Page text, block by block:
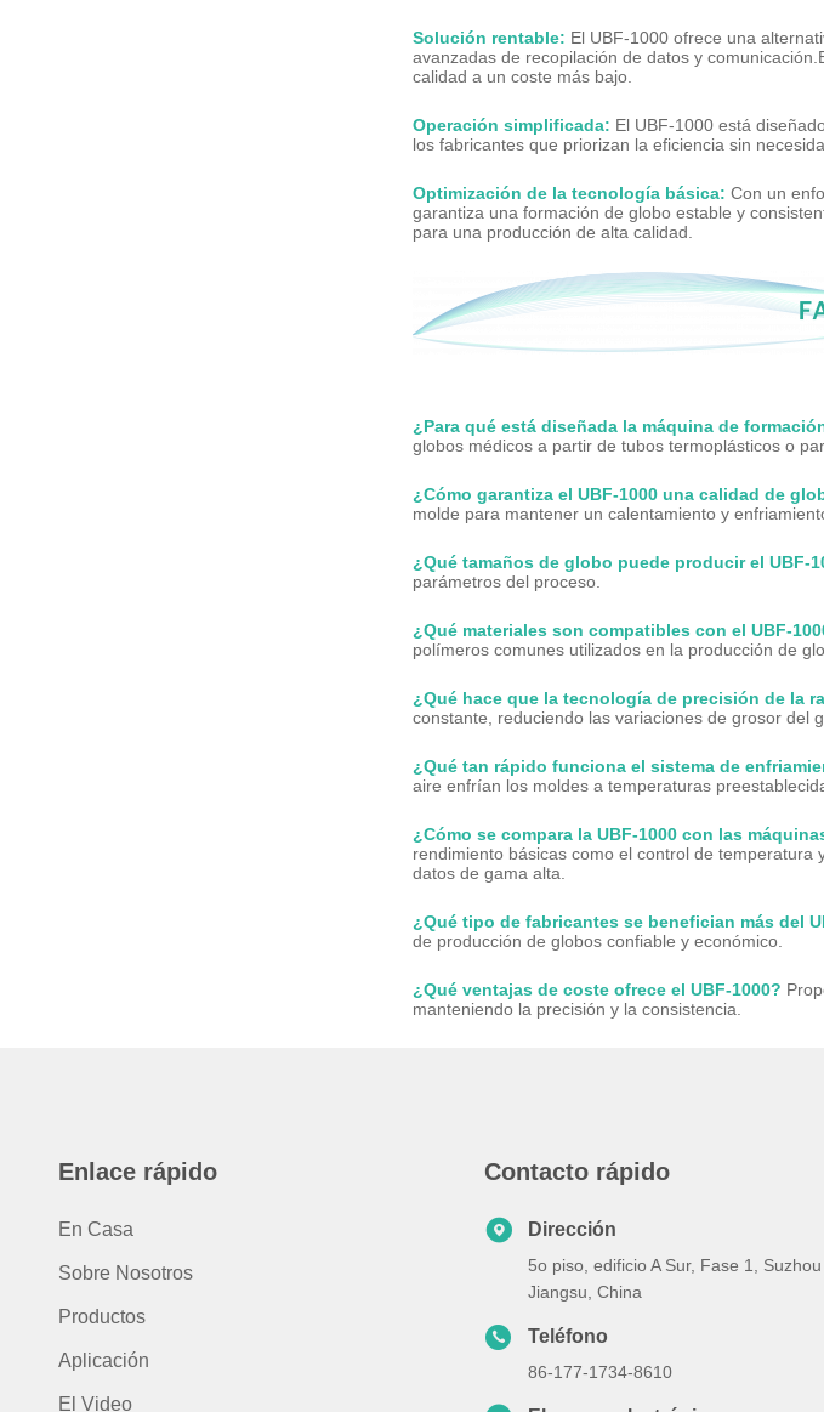
Solución rentable: El UBF-1000 ofrece una
avanzadas de recopilación de datos y
calidad a un coste más bajo.
Operación simplificada: El UBF-1000 está
los fabricantes que priorizan la eficiencia sin
Optimización de la tecnología básica: Con un
garantiza una formación de globo estable y
para una producción de alta calidad.
¿Para qué está diseñada la máquina de
globos médicos a partir de tubos termoplásticos o
¿Cómo garantiza el UBF-1000 una calidad de
molde para mantener un calentamiento y
¿Qué tamaños de globo puede producir el UBF-
parámetros del proceso.
¿Qué materiales son compatibles con el UBF-
polímeros comunes utilizados en la producción de
¿Qué hace que la tecnología de precisión de la
constante, reduciendo las variaciones de grosor del
¿Qué tan rápido funciona el sistema de
aire enfrían los moldes a temperaturas
¿Cómo se compara la UBF-1000 con las
rendimiento básicas como el control de
datos de gama alta.
¿Qué tipo de fabricantes se benefician más del
de producción de globos confiable y económico.
¿Qué ventajas de coste ofrece el UBF-1000?
manteniendo la precisión y la consistencia.
Enlace rápido
En Casa
Sobre Nosotros
Productos
Aplicación
El Video
Contacto rápido
Dirección
5o piso, edificio A Sur, Fase 1,
Jiangsu, China
Teléfono
86-177-1734-8610